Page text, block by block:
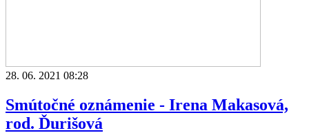
28. 06. 2021 08:28
Smútočné oznámenie - Irena Makasová,
rod. Ďurišová